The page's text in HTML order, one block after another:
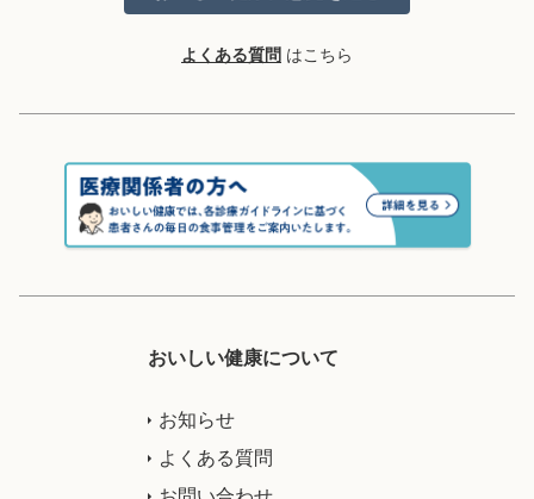
よくある質問 はこちら
おいしい健康について
お知らせ
よくある質問